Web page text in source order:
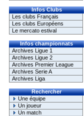
Infos Clubs
Les clubs Français
Les clubs Européens
Le mercato estival
Infos championnats
Archives Ligue 1
Archives Ligue 2
Archives Premier League
Archives Serie A
Archives Liga
Rechercher
Une équipe
Un joueur
Un match